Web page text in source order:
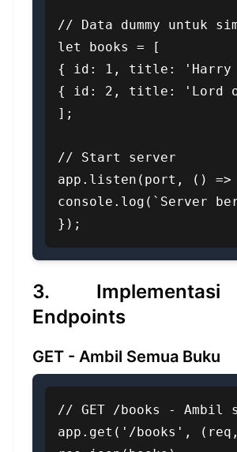
// Data dummy untuk
let books = [
{ id: 1, title: 'Harry
{ id: 2, title: 'Lord
];
// Start server
app.listen(port, () =>
console.log(`Server
});
3.
Endpoints
GET - Ambil Semua Buku
// GET /books - Ambil
app.get('/books',